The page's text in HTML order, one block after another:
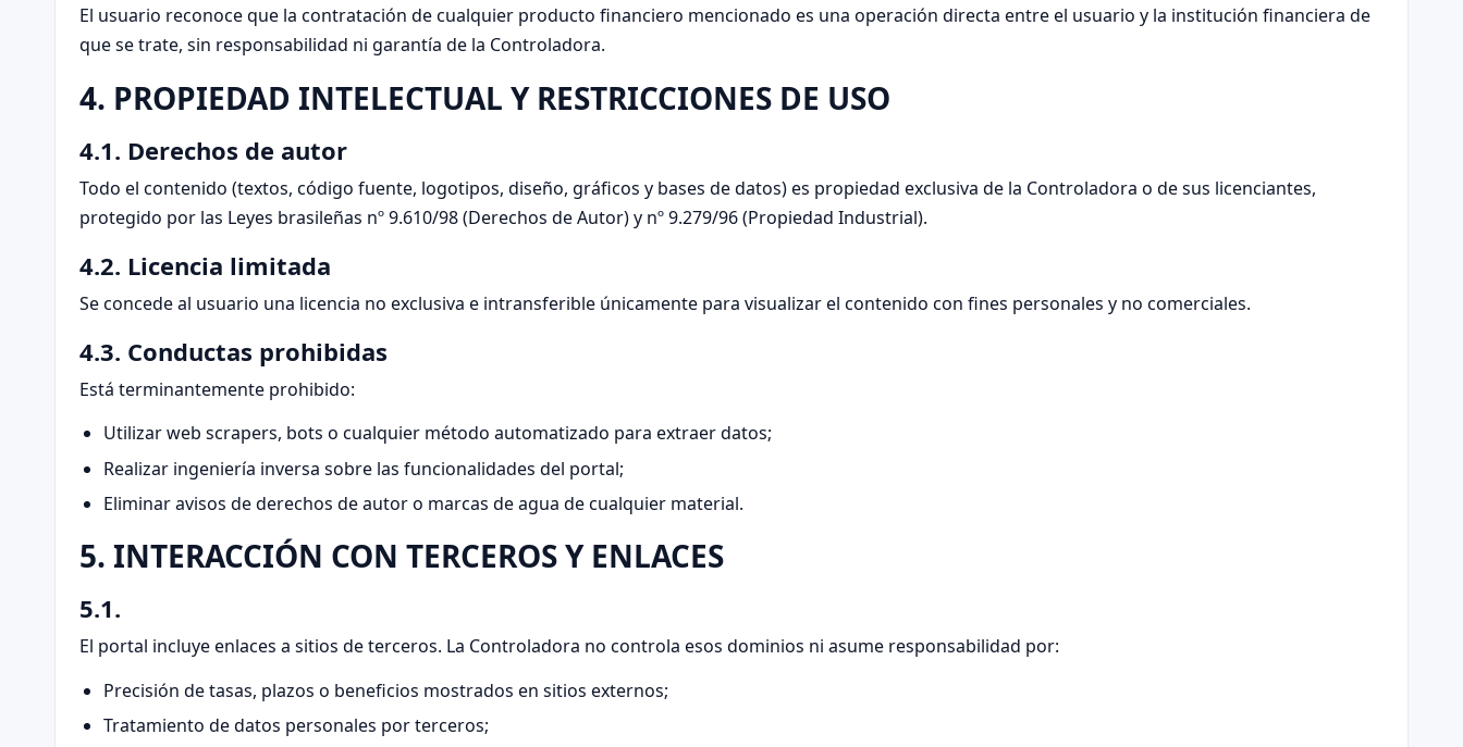
El usuario reconoce que la contratación de cualquier producto financiero mencionado es una operación directa entre el usuario y la institución financiera de
que se trate, sin responsabilidad ni garantía de la Controladora.
4. PROPIEDAD INTELECTUAL Y RESTRICCIONES DE USO
4.1. Derechos de autor
Todo el contenido (textos, código fuente, logotipos, diseño, gráficos y bases de datos) es propiedad exclusiva de la Controladora o de sus licenciantes,
protegido por las Leyes brasileñas nº 9.610/98 (Derechos de Autor) y nº 9.279/96 (Propiedad Industrial).
4.2. Licencia limitada
Se concede al usuario una licencia no exclusiva e intransferible únicamente para visualizar el contenido con fines personales y no comerciales.
4.3. Conductas prohibidas
Está terminantemente prohibido:
Utilizar web scrapers, bots o cualquier método automatizado para extraer datos;
Realizar ingeniería inversa sobre las funcionalidades del portal;
Eliminar avisos de derechos de autor o marcas de agua de cualquier material.
5. INTERACCIÓN CON TERCEROS Y ENLACES
5.1.
El portal incluye enlaces a sitios de terceros. La Controladora no controla esos dominios ni asume responsabilidad por:
Precisión de tasas, plazos o beneficios mostrados en sitios externos;
Tratamiento de datos personales por terceros;